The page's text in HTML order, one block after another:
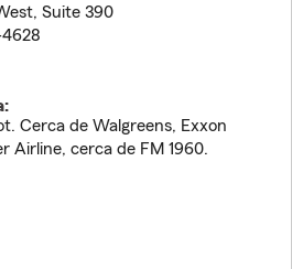
Suite 390
Cerca de Walgreens, Exxon
Airline, cerca de FM 1960.